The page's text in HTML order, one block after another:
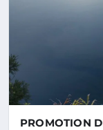
PROMOTION